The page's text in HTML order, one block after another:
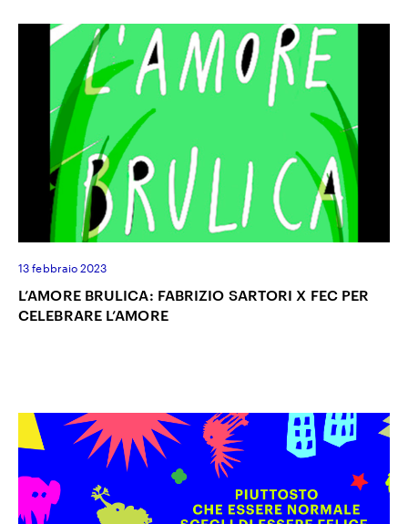
13 febbraio 2023
L’AMORE BRULICA: FABRIZIO SARTORI X FEC PER
CELEBRARE L’AMORE